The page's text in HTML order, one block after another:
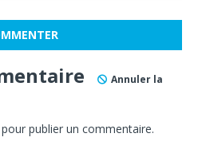
Annuler la
pour publier un commentaire.